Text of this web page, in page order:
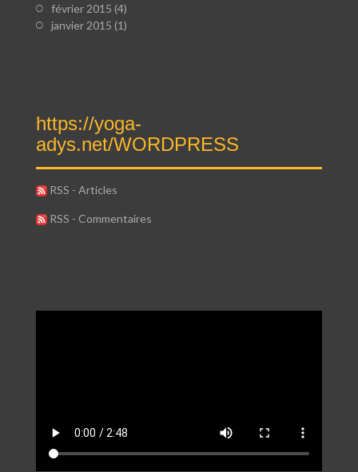
février 2015 (4)
janvier 2015 (1)
https://yoga-
adys.net/WORDPRESS
RSS - Articles
RSS - Commentaires